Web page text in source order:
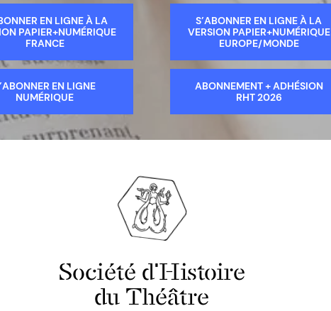
EN LIGNE À LA
PAPIER+NUMÉRIQUE
FRANCE
S’ABONNER EN LIGNE À LA
VERSION PAPIER+NUMÉRIQUE
EUROPE/MONDE
EN LIGNE
NUMÉRIQUE
ABONNEMENT + ADHÉSION
RHT 2026
Société d'Histoire
du Théâtre